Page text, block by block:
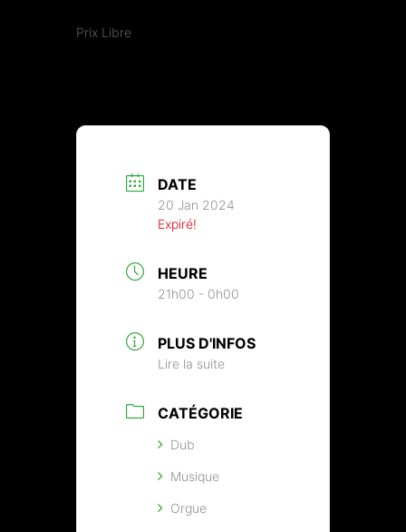
Prix Libre
DATE
20 Jan 2024
Expiré!
HEURE
21h00 - 0h00
PLUS D'INFOS
Lire la suite
CATÉGORIE
Dub
Musique
Orgue